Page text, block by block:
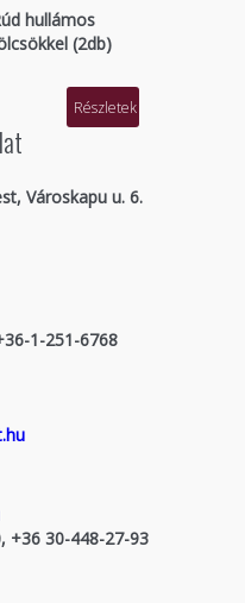
hullámos
(2db)
Részletek
Városkapu u. 6.
1-251-6768
+36 30-448-27-93